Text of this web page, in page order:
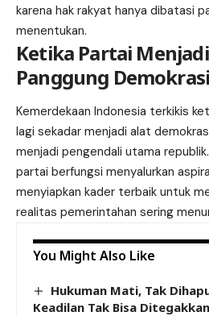
karena hak rakyat hanya dibatasi
menentukan.
Ketika Partai
Panggung Demokrasi
Kemerdekaan Indonesia terkikis
lagi sekadar menjadi alat
menjadi pengendali utama
partai berfungsi menyalurkan
menyiapkan kader terbaik untuk
realitas pemerintahan sering
You Might Also Like
Hukuman Mati, Tak
Keadilan Tak Bisa